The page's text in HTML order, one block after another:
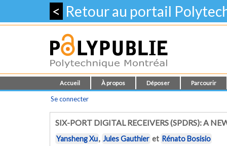
< Retour au portail
Accueil À propos Déposer Parcourir
Se connecter
SIX-PORT DIGITAL RECEIVERS (SPDRS): A
Yansheng Xu, Jules Gauthier et Rénato Bosisio